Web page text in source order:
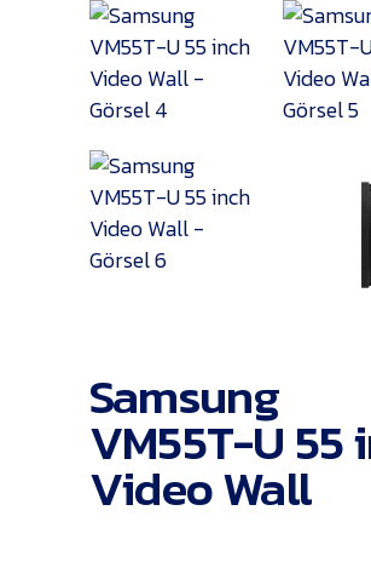
Samsung
VM55T-U 55
Video Wall